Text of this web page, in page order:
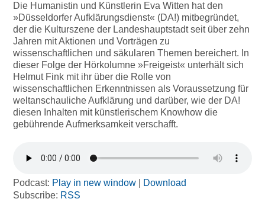
Die Humanistin und Künstlerin Eva Witten hat den
»Düsseldorfer Aufklärungsdienst« (DA!) mitbegründet,
der die Kulturszene der Landeshauptstadt seit über zehn
Jahren mit Aktionen und Vorträgen zu
wissenschaftlichen und säkularen Themen bereichert. In
dieser Folge der Hörkolumne »Freigeist« unterhält sich
Helmut Fink mit ihr über die Rolle von
wissenschaftlichen Erkenntnissen als Voraussetzung für
weltanschauliche Aufklärung und darüber, wie der DA!
diesen Inhalten mit künstlerischem Knowhow die
gebührende Aufmerksamkeit verschafft.
Podcast: Play in new window
Download
Subscribe: RSS